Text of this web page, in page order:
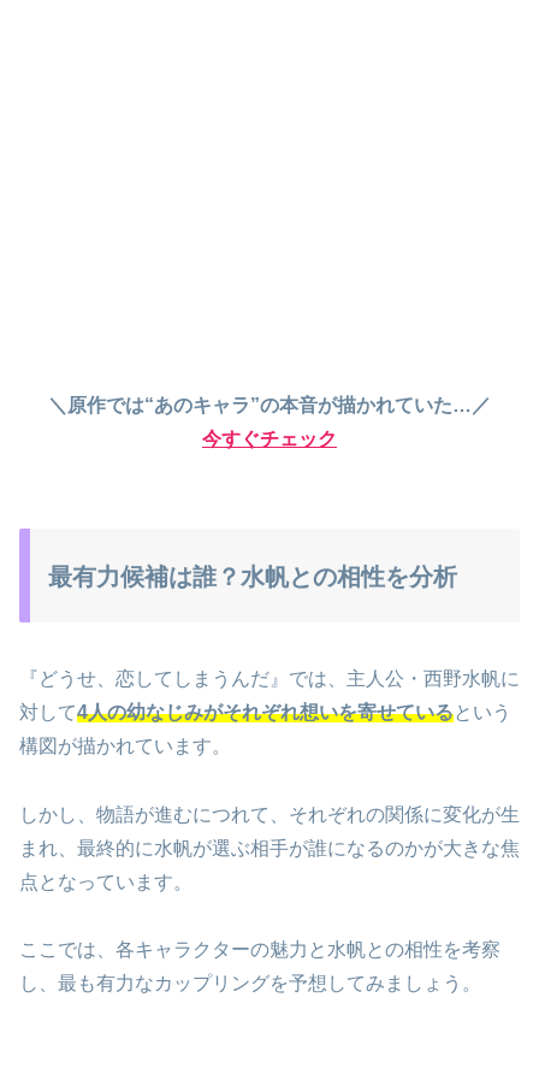
＼原作では“あのキャラ”の本音が描かれていた…／
今すぐチェック
最有力候補は誰？水帆との相性を分析
『どうせ、恋してしまうんだ』では、主人公・西野水帆に
対して4人の幼なじみがそれぞれ想いを寄せているという
構図が描かれています。
しかし、物語が進むにつれて、それぞれの関係に変化が生
まれ、最終的に水帆が選ぶ相手が誰になるのかが大きな焦
点となっています。
ここでは、各キャラクターの魅力と水帆との相性を考察
し、最も有力なカップリングを予想してみましょう。